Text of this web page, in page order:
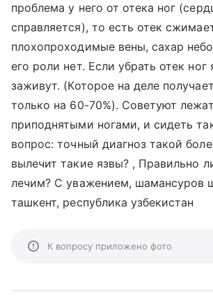
проблема у него от отека ног
справляется), то есть отек
плохопроходимые вены, сахар
его роли нет. Если убрать отек ног
заживут. (Которое на деле
только на 60-70%). Советуют
приподнятыми ногами, и сидеть
вопрос: точный диагноз такой
вылечит такие язвы? , Правильно
лечим? С уважением, шамансуров
ташкент, республика узбекистан
К вопросу приложено фото